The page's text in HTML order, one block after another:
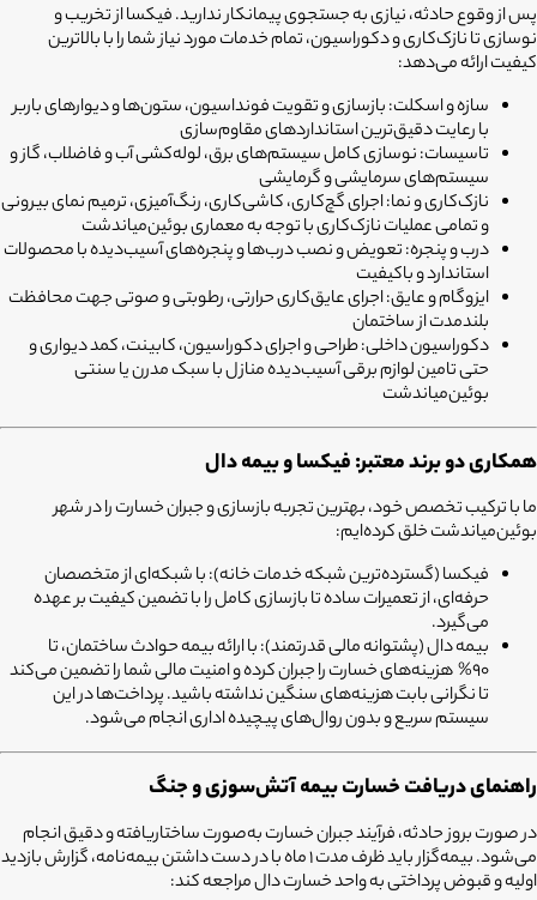
پس از وقوع حادثه، نیازی به جستجوی پیمانکار ندارید. فیکسا از تخریب و
نوسازی تا نازک‌کاری و دکوراسیون، تمام خدمات مورد نیاز شما را با بالاترین
کیفیت ارائه می‌دهد:
سازه و اسکلت:بازسازی و تقویت فونداسیون، ستون‌ها و دیوارهای باربر
با رعایت دقیق‌ترین استانداردهای مقاوم‌سازی
تاسیسات:نوسازی کامل سیستم‌های برق، لوله‌کشی آب و فاضلاب، گاز و
سیستم‌های سرمایشی و گرمایشی
نازک‌کاری و نما:اجرای گچ‌کاری، کاشی‌کاری، رنگ‌آمیزی، ترمیم نمای بیرونی
و تمامی عملیات نازک‌کاری با توجه به معماری بوئین‌میاندشت
درب و پنجره:تعویض و نصب درب‌ها و پنجره‌های آسیب‌دیده با محصولات
استاندارد و باکیفیت
ایزوگام و عایق:اجرای عایق‌کاری حرارتی، رطوبتی و صوتی جهت محافظت
بلندمدت از ساختمان
دکوراسیون داخلی:طراحی و اجرای دکوراسیون، کابینت، کمد دیواری و
حتی تامین لوازم برقی آسیب‌دیده منازل با سبک مدرن یا سنتی
بوئین‌میاندشت
همکاری دو برند معتبر: فیکسا و بیمه دال
ما با ترکیب تخصص خود، بهترین تجربه بازسازی و جبران خسارت را در شهر
بوئین‌میاندشت خلق کرده‌ایم:
فیکسا (گسترده‌ترین شبکه خدمات خانه):با شبکه‌ای از متخصصان
حرفه‌ای، از تعمیرات ساده تا بازسازی کامل را با تضمین کیفیت بر عهده
می‌گیرد.
بیمه دال (پشتوانه مالی قدرتمند):با ارائه بیمه حوادث ساختمان، تا
90% هزینه‌های خسارت را جبران کرده و امنیت مالی شما را تضمین می‌کند
تا نگرانی بابت هزینه‌های سنگین نداشته باشید. پرداخت‌ها در این
سیستم سریع و بدون روال‌های پیچیده اداری انجام می‌شود.
راهنمای دریافت خسارت بیمه آتش‌سوزی و جنگ
در صورت بروز حادثه، فرآیند جبران خسارت به‌صورت ساختاریافته و دقیق انجام
می‌شود. بیمه‌گزار باید ظرف مدت 1 ماه با در دست داشتن بیمه‌نامه، گزارش بازدید
اولیه و قبوض پرداختی به واحد خسارت دال مراجعه کند: